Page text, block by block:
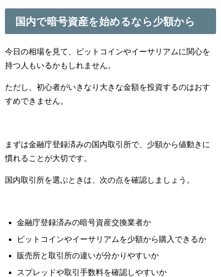
国内で暗号資産を始めるなら少額から
今日の相場を見て、ビットコインやイーサリアムに関心を
持つ人もいるかもしれません。
ただし、初心者がいきなり大きな金額を投資するのはおす
すめできません。
まずは金融庁登録済みの国内取引所で、少額から値動きに
慣れることが大切です。
国内取引所を選ぶときは、次の点を確認しましょう。
金融庁登録済みの暗号資産交換業者か
ビットコインやイーサリアムを少額から購入できるか
販売所と取引所の違いが分かりやすいか
スプレッドや取引手数料を確認しやすいか